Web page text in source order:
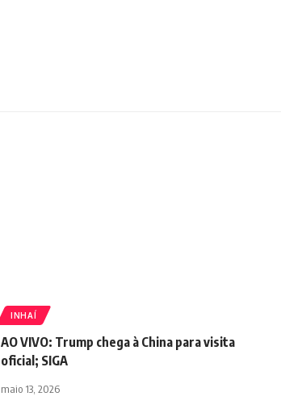
INHAÍ
AO VIVO: Trump chega à China para visita
oficial; SIGA
maio 13, 2026